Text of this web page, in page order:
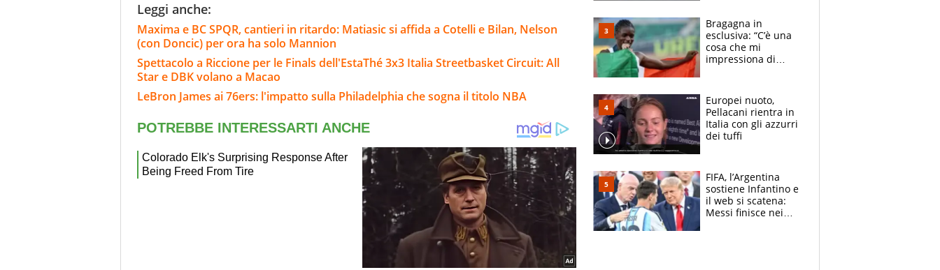
Leggi anche:
Maxima e BC SPQR, cantieri in ritardo: Matiasic si affida a Cotelli e Bilan, Nelson
(con Doncic) per ora ha solo Mannion
Spettacolo a Riccione per le Finals dell'EstaThé 3x3 Italia Streetbasket Circuit: All
Star e DBK volano a Macao
LeBron James ai 76ers: l'impatto sulla Philadelphia che sogna il titolo NBA
l'alleanza con
Donnarumma
Bragagna in
esclusiva: “C’è una
cosa che mi
impressiona di
E svela la sorpresa
agli Europei
Europei nuoto,
Pellacani rientra in
Italia con gli azzurri
dei tuffi
FIFA, l’Argentina
sostiene Infantino e
il web si scatena:
Messi finisce nei